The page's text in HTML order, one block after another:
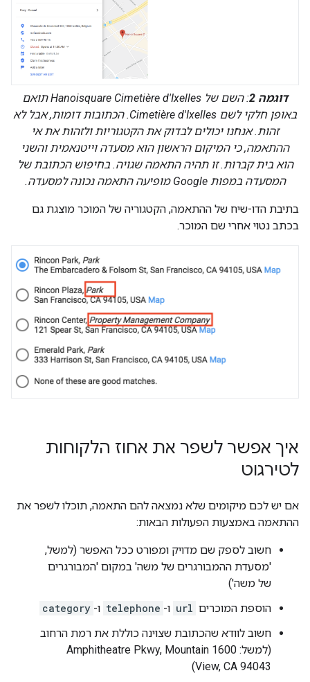
דוגמה 2
: השם של Hanoisquare Cimetière d'Ixelles תואם
באופן חלקי לשם Cimetière d'Ixelles. הכתובות דומות, אבל לא
זהות. אנחנו יכולים לבדוק את הקטגוריות ולזהות את אי
ההתאמה, כי המיקום הראשון הוא מסעדה וייטנאמית והשני
הוא בית קברות. זו תהיה התאמה שגויה. בחיפוש הכתובת של
המסעדה במפות Google מופיעה התאמה נכונה למסעדה.
בתיבת הדו-שיח של ההתאמה, הקטגוריה של המוכר מוצגת גם
בכתב נטוי אחרי שם המוכר.
איך אפשר לשפר את אחוז הלקוחות
לטירגוט
אם יש לכם מיקומים שלא נמצאה להם התאמה, תוכלו לשפר את
ההתאמה באמצעות הפעולות הבאות:
חשוב לספק שם מדויק ומפורט ככל האפשר (למשל,
'מסעדת ההמבורגרים של משה' במקום 'המבורגרים
של משה')
הוספת המוכרים url ו- telephone ו- category
חשוב לוודא שהכתובת שצוינה כוללת את רמת הרחוב
(למשל: 1600 Amphitheatre Pkwy, Mountain
View, CA 94043)